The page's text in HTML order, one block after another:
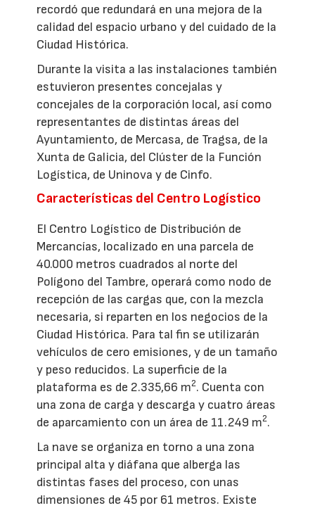
recordó que redundará en una mejora de la
calidad del espacio urbano y del cuidado de la
Ciudad Histórica.
Durante la visita a las instalaciones también
estuvieron presentes concejalas y
concejales de la corporación local, así como
representantes de distintas áreas del
Ayuntamiento, de Mercasa, de Tragsa, de la
Xunta de Galicia, del Clúster de la Función
Logística, de Uninova y de Cinfo.
Características del Centro Logístico
El Centro Logístico de Distribución de
Mercancías, localizado en una parcela de
40.000 metros cuadrados al norte del
Polígono del Tambre, operará como nodo de
recepción de las cargas que, con la mezcla
necesaria, si reparten en los negocios de la
Ciudad Histórica. Para tal fin se utilizarán
vehículos de cero emisiones, y de un tamaño
y peso reducidos. La superficie de la
plataforma es de 2.335,66 m2. Cuenta con
una zona de carga y descarga y cuatro áreas
de aparcamiento con un área de 11.249 m2.
La nave se organiza en torno a una zona
principal alta y diáfana que alberga las
distintas fases del proceso, con unas
dimensiones de 45 por 61 metros. Existe